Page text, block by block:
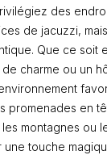
des
de jacuzzi,
Que ce soit
charme ou un
promenades en
montagnes ou
une touche